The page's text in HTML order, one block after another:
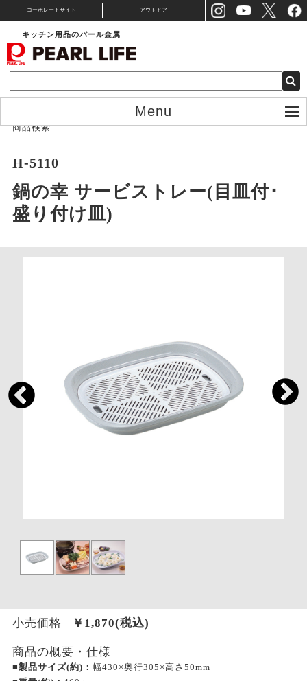
コーポレートサイト アウトドア
キッチン用品のパール金属
Menu
商品検索
H-5110
鍋の幸 サービストレー(目皿付･
盛り付け皿)
小売価格 ￥ 1,870(税込)
商品の概要・仕様
■製品サイズ(約)： 幅430×奥行305×高さ50mm